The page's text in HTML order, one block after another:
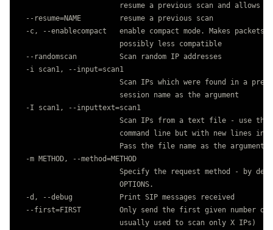
resume a previous scan and allows
  --resume=NAME         resume a previous scan
-c, --enablecompact   enable compact mode. Makes packets
                        possibly less compatible
  --randomscan          Scan random IP addresses
  -i scan1, --input=scan1
Scan IPs which were found in a
                        session name as the argument
  -I scan1, --inputtext=scan1
Scan IPs from a text file - use the
command line but with new lines
                        Pass the file name as the argument
  -m METHOD, --method=METHOD
Specify the request method - by
                        OPTIONS.
  -d, --debug           Print SIP messages received
--first=FIRST         Only send the first given number of
                        usually used to scan only X IPs)